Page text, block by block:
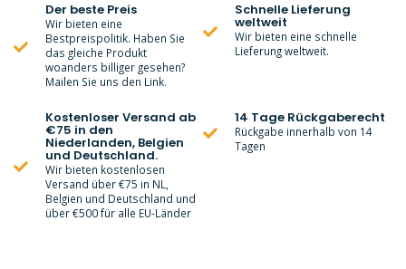
Der beste Preis
Wir bieten eine
Bestpreispolitik. Haben Sie
das gleiche Produkt
woanders billiger gesehen?
Mailen Sie uns den Link.
Schnelle Lieferung
weltweit
Wir bieten eine schnelle
Lieferung weltweit.
Kostenloser Versand ab
€75 in den
Niederlanden, Belgien
und Deutschland.
Wir bieten kostenlosen
Versand über €75 in NL,
Belgien und Deutschland und
über €500 für alle EU-Länder
14 Tage Rückgaberecht
Rückgabe innerhalb von 14
Tagen